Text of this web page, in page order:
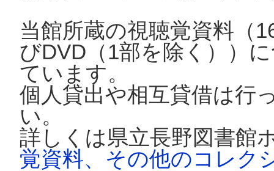
当館所蔵の視聴覚資料（
びDVD（1部を除く））
ています。
個人貸出や相互貸借は行
い。
詳しくは県立長野図書館
覚資料、その他のコレク